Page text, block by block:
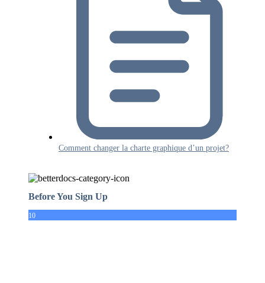
Comment changer la charte graphique d’un projet?
Before You Sign Up
10